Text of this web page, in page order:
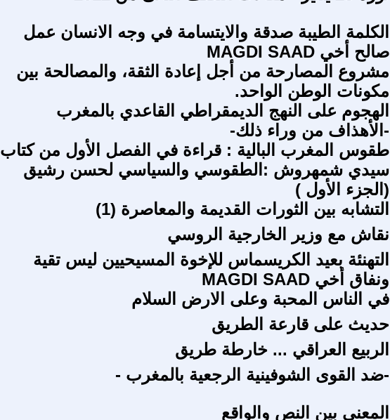
الكلمة الطيبة صدقة والايتسامة في وجه الانسان عمل
صالح أخي MAGDI SAAD
مشروع المصارحة من أجل إعادة الثقة، والمصالحة بين
مكونات الوطن الواحد.
الهجوم على النهج الديمقراطي القاعدي بالمغرب
-الأهذاف من وراء ذلك-
طقوس المغرب البالية : قراءة في الفصل الأول من كتاب
سيدي شمهروش :الطقوسي والسياسي لحسن رشيق
(الجزء الأول )
التشابه بين الثورات القديمة والمعاصرة (1)
نقاش مع وزير الخارجية الروسي
التهنئة بعيد الكريسماس للإخوة المسيحيين ليس تقية
ونفاق أخي MAGDI SAAD
في الناس المحبة وعلى الارض السلام
حديث على قارعة الطريق
الربيع العراقي ... خارطة طريق
-ضد القوى الشوفينية الرجعية بالمغرب -
المعنى بين النص والواقع